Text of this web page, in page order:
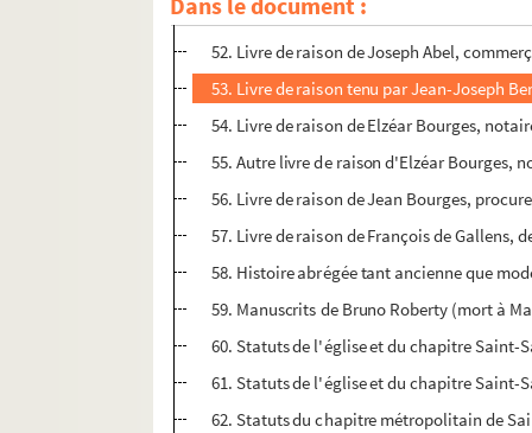
51. Recueil d'œuvres choisies de M. B... de
52. Livre de raison de Joseph Abel,
53. Livre de raison tenu par Jean-Joseph
54. Livre de raison de Elzéar Bourges,
55. Autre livre de raison d'Elzéar Bourges,
56. Livre de raison de Jean Bourges,
57. Livre de raison de François de Gallens,
58. Histoire abrégée tant ancienne que
59. Manuscrits de Bruno Roberty (mort à
60. Statuts de l'église et du chapitre Saint-
61. Statuts de l'église et du chapitre Saint-
62. Statuts du chapitre métropolitain de